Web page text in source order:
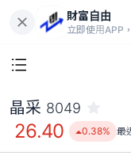
財富自由
立即使用APP
晶采 8049
26.40 0.38% 最